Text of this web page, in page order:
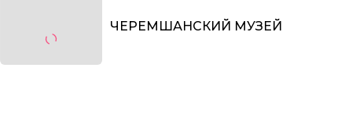
ЧЕРЕМШАНСКИЙ МУЗЕЙ